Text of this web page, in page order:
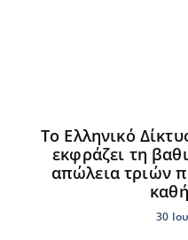
Το Ελληνικό
εκφράζει τη
απώλεια τριών
30